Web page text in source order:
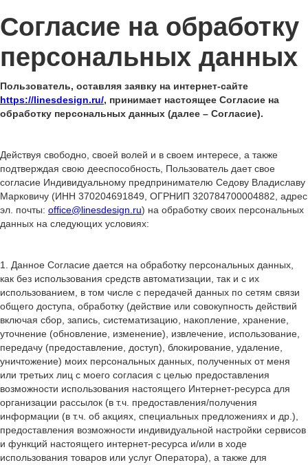
Согласие на обработку
персональных данных
Пользователь, оставляя заявку на интернет-сайте
https://linesdesign.ru/, принимает настоящее Согласие на
обработку персональных данных (далее – Согласие).
Действуя свободно, своей волей и в своем интересе, а также
подтверждая свою дееспособность, Пользователь дает свое
согласие Индивидуальному предпринимателю Седову Владиславу
Марковичу (ИНН 370204691849, ОГРНИП 320784700004882, адрес
эл. почты: office@linesdesign.ru) на обработку своих персональных
данных на следующих условиях:
1. Данное Согласие дается на обработку персональных данных,
как без использования средств автоматизации, так и с их
использованием, в том числе с передачей данных по сетям связи
общего доступа, обработку (действие или совокупность действий
включая сбор, запись, систематизацию, накопление, хранение,
уточнение (обновление, изменение), извлечение, использование,
передачу (предоставление, доступ), блокирование, удаление,
уничтожение) моих персональных данных, полученных от меня
или третьих лиц с моего согласия с целью предоставления
возможности использования настоящего Интернет-ресурса для
организации рассылок (в т.ч. предоставления/получения
информации (в т.ч. об акциях, специальных предложениях и др.),
предоставления возможности индивидуальной настройки сервисов
и функций настоящего интернет-ресурса и/или в ходе
использования товаров или услуг Оператора), а также для